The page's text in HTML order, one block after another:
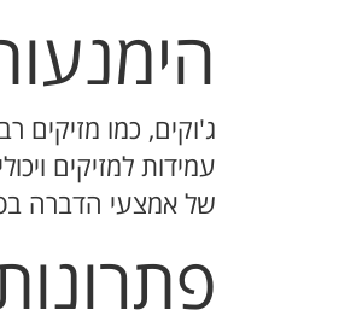
ג'וקים, כמו מזיקים
עמידות למזיקים
של אמצעי הדברה